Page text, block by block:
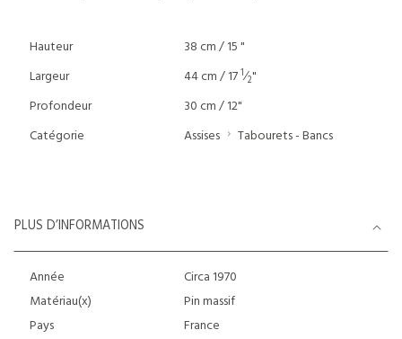
Hauteur
38 cm / 15 "
Largeur
44 cm / 171⁄2"
Profondeur
30 cm / 12"
Catégorie
Assises Tabourets - Bancs
PLUS D’INFORMATIONS
Année
Circa 1970
Matériau(x)
Pin massif
Pays
France